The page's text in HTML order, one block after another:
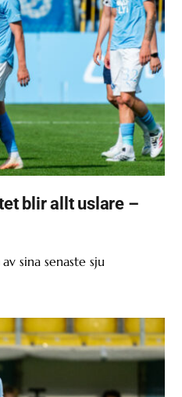
blir allt uslare –
sina senaste sju